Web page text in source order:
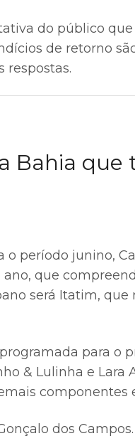
do público
de retorno
respostas.
Bahia que
período junino,
que
será Itatim,
para o
& Lulinha e Lara
componentes
dos